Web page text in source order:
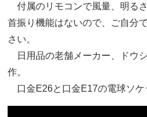
付属のリモコンで風量、明る
首振り機能はないので、ご自分
さい。
日用品の老舗メーカー、ドウ
作。
口金E26と口金E17の電球ソケ